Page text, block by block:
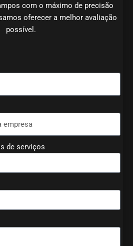
com o máximo de precisão
oferecer a melhor avaliação
possível.
de serviços